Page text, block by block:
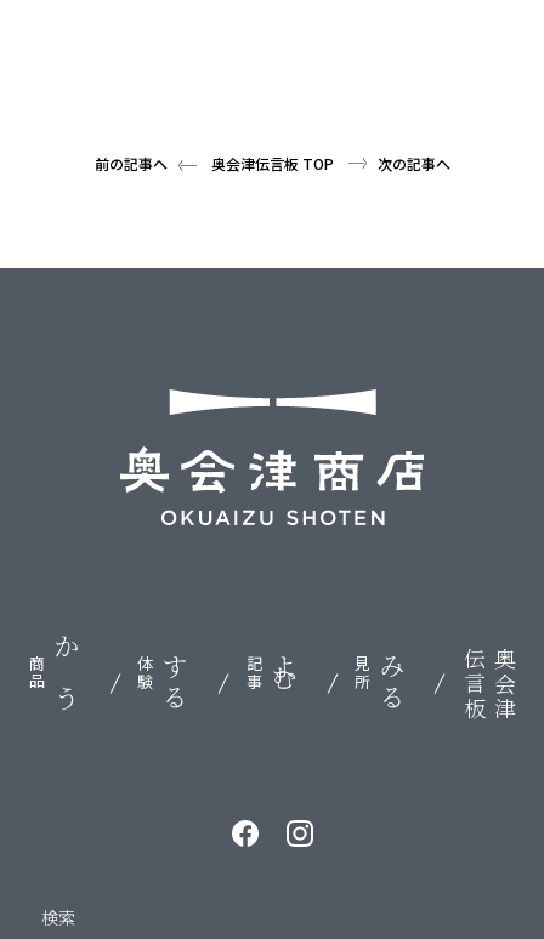
前の記事へ 奥会津伝言板 TOP 次の記事へ
かう
商品 する
体験 よむ
記事 みる
見所 奥会津
伝言板
検索